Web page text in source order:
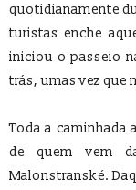
quotidianamente
turistas enche
iniciou o passeio
trás, umas vez que
Toda a caminhada
de quem vem
Malonstranské.